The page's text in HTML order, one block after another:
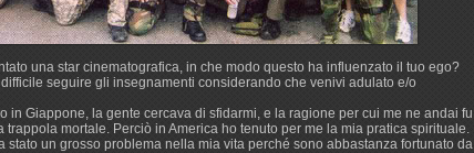
una star cinematografica, in che modo questo ha influenzato il tuo ego?
seguire gli insegnamenti considerando che venivi adulato e/o
in Giappone, la gente cercava di sfidarmi, e la ragione per cui me ne andai fu
mortale. Perciò in America ho tenuto per me la mia pratica spirituale.
stato un grosso problema nella mia vita perché sono abbastanza fortunato da